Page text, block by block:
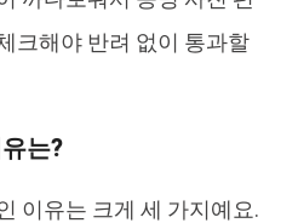
크해야 반려 없이 통과할
는?
이유는 크게 세 가지예요.